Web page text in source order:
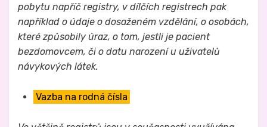
pobytu napříč registry, v dílčích registrech pak
například o údaje o dosaženém vzdělání, o osobách,
které způsobily úraz, o tom, jestli je pacient
bezdomovcem, či o datu narození u uživatelů
návykových látek.
Vazba na rodná čísla